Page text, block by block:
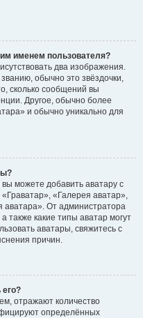
именем пользователя?
два изображения.
обычно это звёздочки,
сколько сообщений вы
Другое, обычно более
и обычно уникально для
можете добавить аватару с
«Галерея аватар»,
аватара». От администратора
также какие типы аватар могут
аватары, свяжитесь с
причин.
его?
отражают количество
определённых